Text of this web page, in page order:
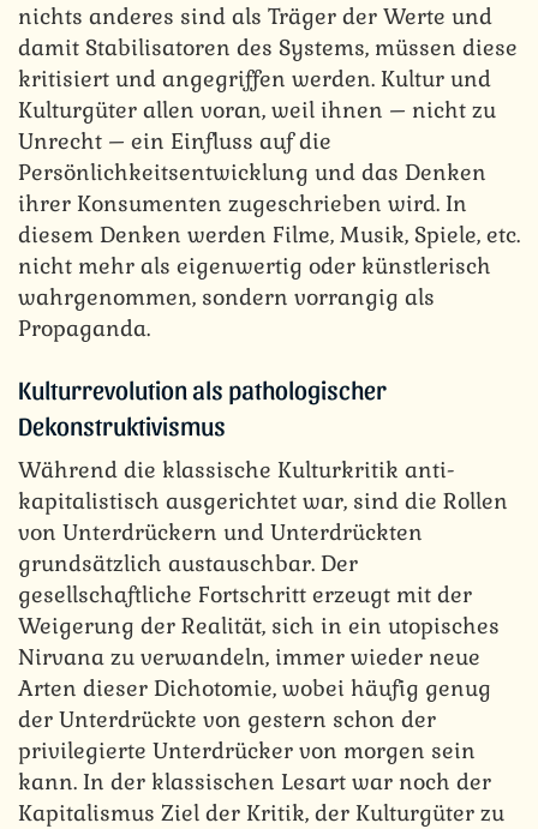
nichts anderes sind als Träger der Werte und
damit Stabilisatoren des Systems, müssen diese
kritisiert und angegriffen werden. Kultur und
Kulturgüter allen voran, weil ihnen – nicht zu
Unrecht – ein Einfluss auf die
Persönlichkeitsentwicklung und das Denken
ihrer Konsumenten zugeschrieben wird. In
diesem Denken werden Filme, Musik, Spiele, etc.
nicht mehr als eigenwertig oder künstlerisch
wahrgenommen, sondern vorrangig als
Propaganda.
Kulturrevolution als pathologischer
Dekonstruktivismus
Während die klassische Kulturkritik anti-
kapitalistisch ausgerichtet war, sind die Rollen
von Unterdrückern und Unterdrückten
grundsätzlich austauschbar. Der
gesellschaftliche Fortschritt erzeugt mit der
Weigerung der Realität, sich in ein utopisches
Nirvana zu verwandeln, immer wieder neue
Arten dieser Dichotomie, wobei häufig genug
der Unterdrückte von gestern schon der
privilegierte Unterdrücker von morgen sein
kann. In der klassischen Lesart war noch der
Kapitalismus Ziel der Kritik, der Kulturgüter zu